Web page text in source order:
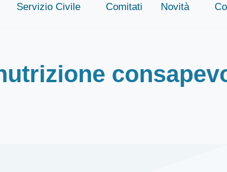
Servizio Civile Comitati Novità